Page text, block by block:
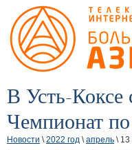
В Усть-Коксе
Чемпионат
Новости \2022 год \апрель \ 13